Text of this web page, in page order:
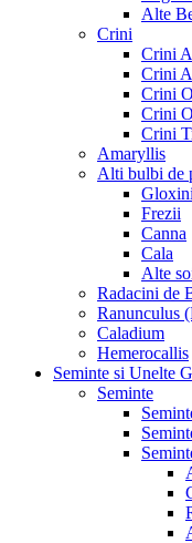
Alte
Crini
Crini
Crini
Crini
Crini
Crini
Amaryllis
Alti bulbi de
Frezii
Canna
Cala
Alte
Radacini de
Ranunculus
Caladium
Hemerocallis
Seminte si Unelte
Seminte